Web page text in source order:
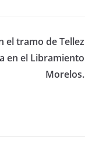
el tramo de Tellez
en el Libramiento
Morelos.